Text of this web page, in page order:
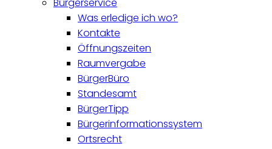
Was erledige ich wo?
Kontakte
Öffnungszeiten
Raumvergabe
BürgerBüro
Standesamt
BürgerTipp
Bürgerinformationssystem
Ortsrecht